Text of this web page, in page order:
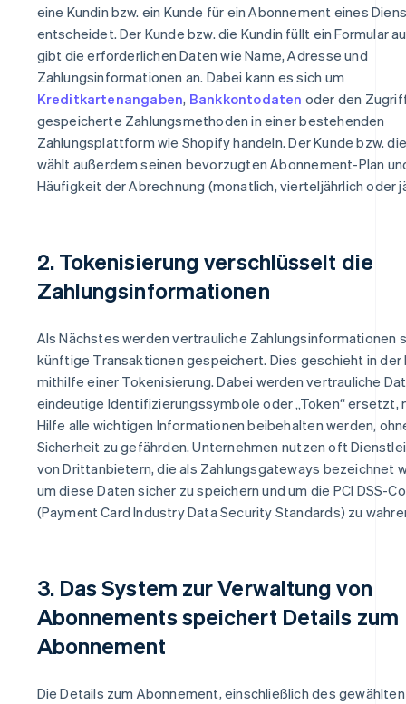
eine Kundin bzw. ein Kunde für ein Abonnement eines
entscheidet. Der Kunde bzw. die Kundin füllt ein Formular
gibt die erforderlichen Daten wie Name, Adresse und
Zahlungsinformationen an. Dabei kann es sich um
Kreditkartenangaben, Bankkontodaten oder den
gespeicherte Zahlungsmethoden in einer bestehenden
Zahlungsplattform wie Shopify handeln. Der Kunde bzw.
wählt außerdem seinen bevorzugten Abonnement-Plan
Häufigkeit der Abrechnung (monatlich, vierteljährlich oder
2. Tokenisierung verschlüsselt die
Zahlungsinformationen
Als Nächstes werden vertrauliche Zahlungsinformationen
künftige Transaktionen gespeichert. Dies geschieht in der
mithilfe einer Tokenisierung. Dabei werden vertrauliche
eindeutige Identifizierungssymbole oder „Token“ ersetzt,
Hilfe alle wichtigen Informationen beibehalten werden,
Sicherheit zu gefährden. Unternehmen nutzen oft
von Drittanbietern, die als Zahlungsgateways bezeichnet
um diese Daten sicher zu speichern und um die PCI DSS-
(Payment Card Industry Data Security Standards) zu
3. Das System zur Verwaltung von
Abonnements speichert Details zum
Abonnement
Die Details zum Abonnement, einschließlich des gewählten